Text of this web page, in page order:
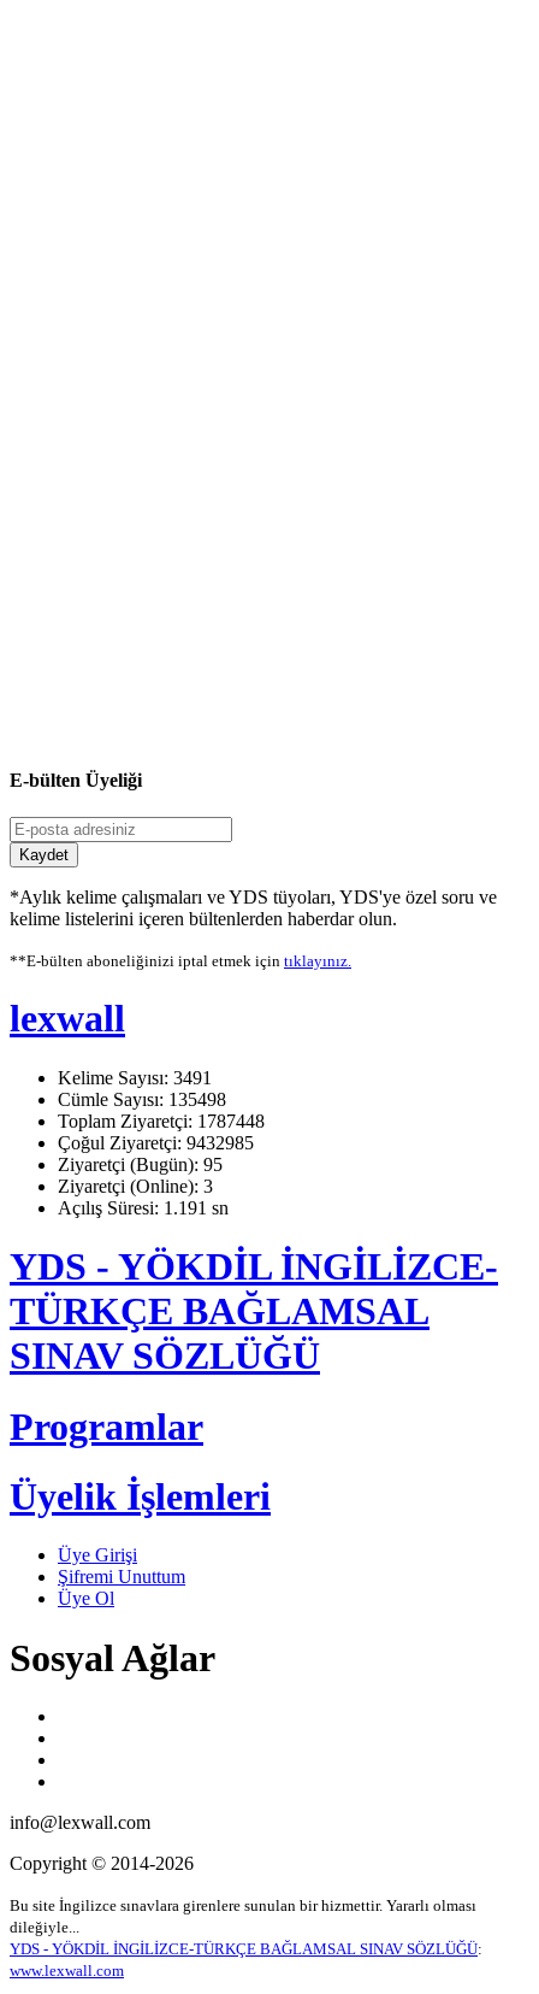
E-bülten Üyeliği
Kaydet
*Aylık kelime çalışmaları ve YDS tüyoları, YDS'ye özel soru ve
kelime listelerini içeren bültenlerden haberdar olun.
**E-bülten aboneliğinizi iptal etmek için tıklayınız.
lexwall
Kelime Sayısı: 3491
Cümle Sayısı: 135498
Toplam Ziyaretçi: 1787448
Çoğul Ziyaretçi: 9432985
Ziyaretçi (Bugün): 95
Ziyaretçi (Online): 3
Açılış Süresi: 1.191 sn
YDS - YÖKDİL İNGİLİZCE-
TÜRKÇE BAĞLAMSAL
SINAV SÖZLÜĞÜ
Programlar
Üyelik İşlemleri
Üye Girişi
Şifremi Unuttum
Üye Ol
Sosyal Ağlar
info@lexwall.com
Copyright © 2014-2026
Bu site İngilizce sınavlara girenlere sunulan bir hizmettir. Yararlı olması
dileğiyle...
YDS - YÖKDİL İNGİLİZCE-TÜRKÇE BAĞLAMSAL SINAV SÖZLÜĞÜ:
www.lexwall.com